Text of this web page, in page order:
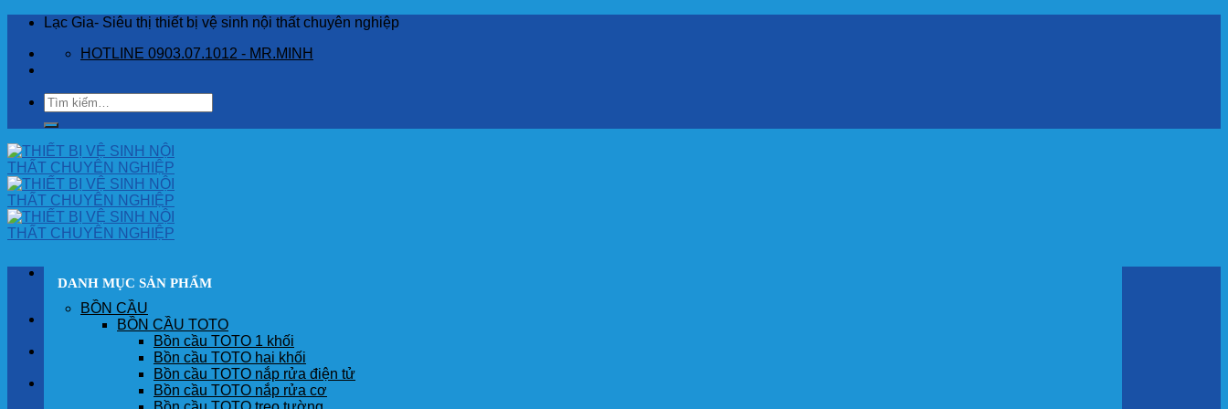
Skip
content
Lạc Gia- Siêu thị thiết bị vệ sinh nội thất chuyên nghiệp
HOTLINE 0903.07.1012 - MR.MINH
Tìm
kiếm:
TRANG CHỦ
DANH MỤC SẢN PHẨM
BỒN CẦU
BỒN CẦU TOTO
Bồn cầu TOTO 1 khối
Bồn cầu TOTO hai khối
Bồn cầu TOTO nắp rửa điện tử
Bồn cầu TOTO nắp rửa cơ